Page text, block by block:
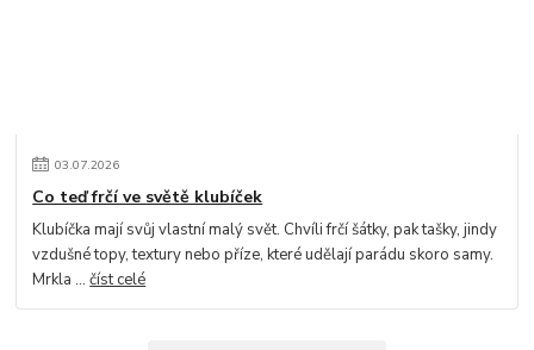
03.07.2026
Co teď frčí ve světě klubíček
Klubíčka mají svůj vlastní malý svět. Chvíli frčí šátky, pak tašky, jindy
vzdušné topy, textury nebo příze, které udělají parádu skoro samy.
Mrkla ...číst celé